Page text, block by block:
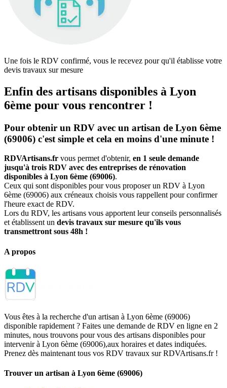
Une fois le RDV confirmé, vous le recevez pour qu'il établisse votre
devis travaux sur mesure
Enfin des artisans disponibles à Lyon
6ème pour vous rencontrer !
Pour obtenir un RDV avec un artisan de Lyon 6ème
(69006) c'est simple et cela en moins d'une minute !
RDVArtisans.fr vous permet d'obtenir, en 1 seule demande
jusqu'à trois RDV avec des entreprises de rénovation
disponibles à Lyon 6ème (69006).
Ceux qui sont disponibles pour vous proposer un RDV à Lyon
6ème (69006) aux créneaux choisis vous rappellent pour confirmer
l'heure exact de RDV.
Lors du RDV, les artisans vous apportent leur conseils personnalisés
et établissent un devis travaux sur mesure qu'ils vous
transmettront sous 48h !
A propos
Vous êtes à la recherche d'un artisan à Lyon 6ème (69006)
disponible rapidement ? Faites une demande de RDV en ligne en 2
minutes, nous trouvons pour vous des artisans disponibles pour
intervenir à Lyon 6ème (69006),aux horaires et dates indiquées.
Prenez dès maintenant tous vos RDV travaux sur RDVArtisans.fr !
Trouver un artisan à Lyon 6ème (69006)